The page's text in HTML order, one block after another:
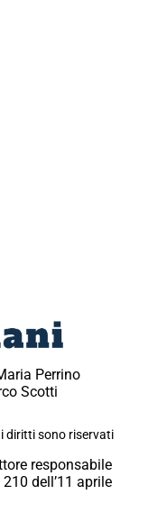
Perrino
Scotti
diritti sono riservati
responsabile
dell’11 aprile